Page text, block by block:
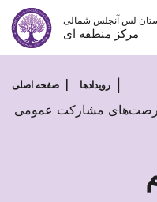
پرش
محتوا
لس آنجلس شمالی
مرکز منطقه ای
صفحه اصلی رویدادها